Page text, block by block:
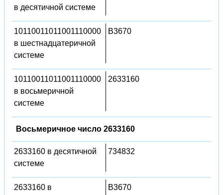
в десятичной системе
10110011011001110000
в шестнадцатеричной
системе
B3670
10110011011001110000
в восьмеричной
системе
2633160
Восьмеричное число 2633160
2633160 в десятичной
системе
734832
2633160 в
B3670